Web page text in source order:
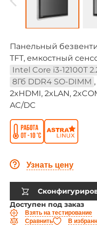
Панельный
TFT, емкостный
Intel Core i3-12100T
8Гб DDR4 SO-DIMM ,
2xHDMI, 2xLAN,
AC/DC
Узнать цену
Доступен под заказ
Взять на тестирование
Сравнить
В